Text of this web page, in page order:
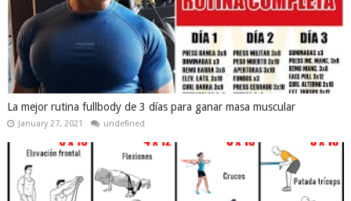
La mejor rutina fullbody de 3 días para ganar masa muscular
January 27, 2021 undefined